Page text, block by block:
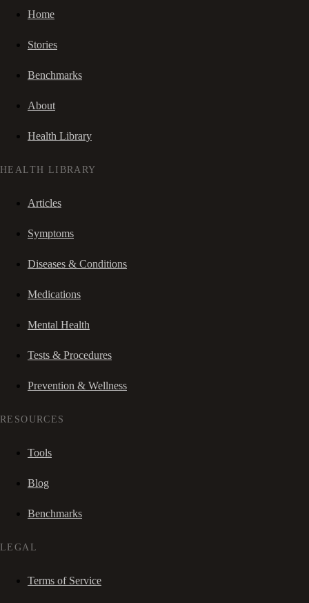
Home
Stories
Benchmarks
About
Health Library
HEALTH LIBRARY
Articles
Symptoms
Diseases & Conditions
Medications
Mental Health
Tests & Procedures
Prevention & Wellness
RESOURCES
Tools
Blog
Benchmarks
LEGAL
Terms of Service